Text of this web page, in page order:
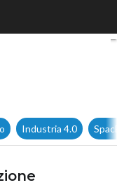
Industria 4.0